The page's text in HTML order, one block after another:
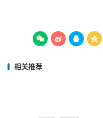
   
相关推荐